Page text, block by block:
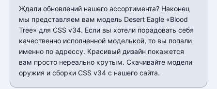
Ждали обновлений нашего ассортимента? Наконец
мы представляем вам модель Desert Eagle «Blood
Tree» для CSS v34. Если вы хотели порадовать себя
качественно исполненной моделькой, то вы попали
именно по адрессу. Красивый дизайн покажется
вам просто нереально крутым. Скачивайте модели
оружия и сборки CSS v34 с нашего сайта.